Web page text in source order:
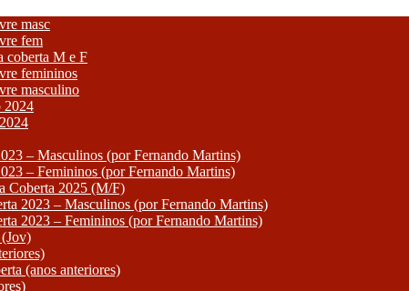
masc
fem
coberta M e F
femininos
masculino
2024
– Masculinos (por Fernando Martins)
– Femininos (por Fernando Martins)
Coberta 2025 (M/F)
2023 – Masculinos (por Fernando Martins)
2023 – Femininos (por Fernando Martins)
(anos anteriores)